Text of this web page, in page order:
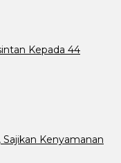
Kepada 44
Kenyamanan